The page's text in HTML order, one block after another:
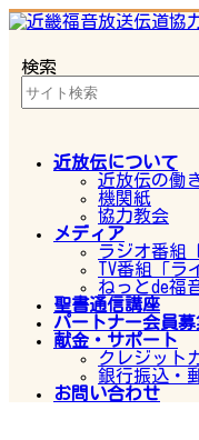
コ
ン
ン
へ
ナ
ビ
ー
ョ
検索
近放伝について
近放伝の働
機関紙
協力教会
メディア
ラジオ番組
TV番組「ラ
ねっとde福
聖書通信講座
パートナー会員募
献金・サポート
クレジット
銀行振込・
お問い合わせ